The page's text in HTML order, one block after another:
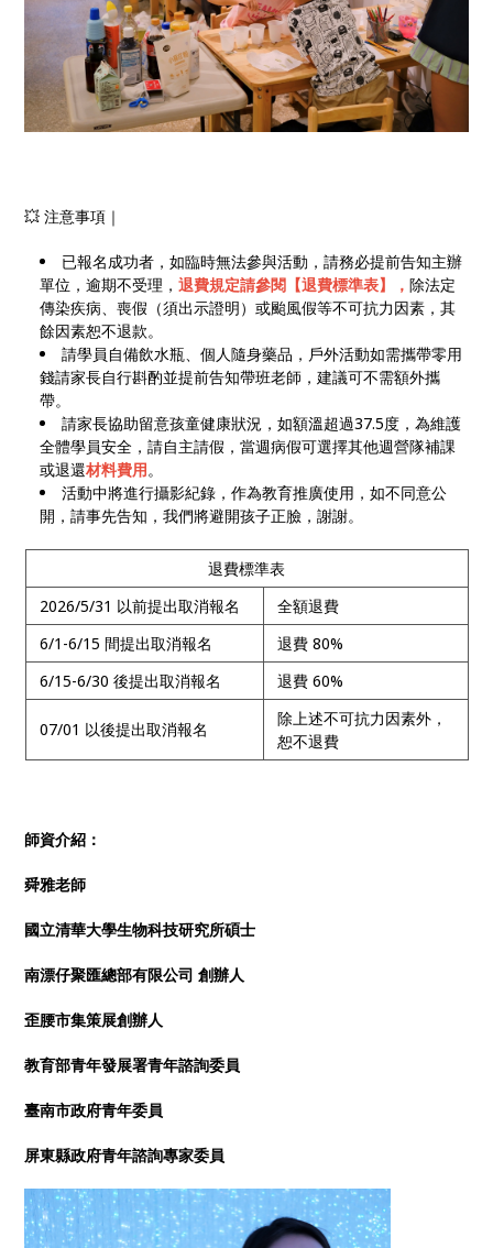
💥 注意事項｜
已報名成功者，如臨時無法參與活動，請務必提前告知主辦
單位，逾期不受理，退費規定請參閱【退費標準表】，除法定
傳染疾病、喪假（須出示證明）或颱風假等不可抗力因素，其
餘因素恕不退款。
請學員自備飲水瓶、個人隨身藥品，戶外活動如需攜帶零用
錢請家長自行斟酌並提前告知帶班老師，建議可不需額外攜
帶。
請家長協助留意孩童健康狀況，如額溫超過37.5度，為維護
全體學員安全，請自主請假，當週病假可選擇其他週營隊補課
或退還材料費用。
活動中將進行攝影紀錄，作為教育推廣使用，如不同意公
開，請事先告知，我們將避開孩子正臉，謝謝。
退費標準表
2026/5/31 以前提出取消報名
全額退費
6/1-6/15 間提出取消報名
退費 80%
6/15-6/30 後提出取消報名
退費 60%
07/01 以後提出取消報名
除上述不可抗力因素外，
恕不退費
師資介紹：
舜雅老師
國立清華大學生物科技研究所碩士
南漂仔聚匯總部有限公司 創辦人
歪腰市集策展創辦人
教育部青年發展署青年諮詢委員
臺南市政府青年委員
屏東縣政府青年諮詢專家委員